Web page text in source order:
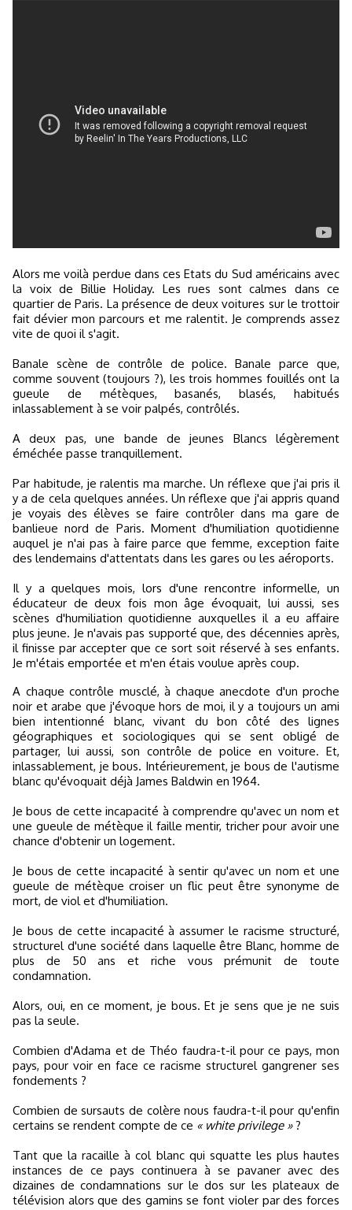
Alors me voilà perdue dans ces Etats du Sud américains avec
la voix de Billie Holiday. Les rues sont calmes dans ce
quartier de Paris. La présence de deux voitures sur le trottoir
fait dévier mon parcours et me ralentit. Je comprends assez
vite de quoi il s'agit.
Banale scène de contrôle de police. Banale parce que,
comme souvent (toujours ?), les trois hommes fouillés ont la
gueule de métèques, basanés, blasés, habitués
inlassablement à se voir palpés, contrôlés.
A deux pas, une bande de jeunes Blancs légèrement
éméchée passe tranquillement.
Par habitude, je ralentis ma marche. Un réflexe que j'ai pris il
y a de cela quelques années. Un réflexe que j'ai appris quand
je voyais des élèves se faire contrôler dans ma gare de
banlieue nord de Paris. Moment d'humiliation quotidienne
auquel je n'ai pas à faire parce que femme, exception faite
des lendemains d'attentats dans les gares ou les aéroports.
Il y a quelques mois, lors d'une rencontre informelle, un
éducateur de deux fois mon âge évoquait, lui aussi, ses
scènes d'humiliation quotidienne auxquelles il a eu affaire
plus jeune. Je n'avais pas supporté que, des décennies après,
il finisse par accepter que ce sort soit réservé à ses enfants.
Je m'étais emportée et m'en étais voulue après coup.
A chaque contrôle musclé, à chaque anecdote d'un proche
noir et arabe que j'évoque hors de moi, il y a toujours un ami
bien intentionné blanc, vivant du bon côté des lignes
géographiques et sociologiques qui se sent obligé de
partager, lui aussi, son contrôle de police en voiture. Et,
inlassablement, je bous. Intérieurement, je bous de l'autisme
blanc qu'évoquait déjà James Baldwin en 1964.
Je bous de cette incapacité à comprendre qu'avec un nom et
une gueule de métèque il faille mentir, tricher pour avoir une
chance d'obtenir un logement.
Je bous de cette incapacité à sentir qu'avec un nom et une
gueule de métèque croiser un flic peut être synonyme de
mort, de viol et d'humiliation.
Je bous de cette incapacité à assumer le racisme structuré,
structurel d'une société dans laquelle être Blanc, homme de
plus de 50 ans et riche vous prémunit de toute
condamnation.
Alors, oui, en ce moment, je bous. Et je sens que je ne suis
pas la seule.
Combien d'Adama et de Théo faudra-t-il pour ce pays, mon
pays, pour voir en face ce racisme structurel gangrener ses
fondements ?
Combien de sursauts de colère nous faudra-t-il pour qu'enfin
certains se rendent compte de ce « white privilege »?
Tant que la racaille à col blanc qui squatte les plus hautes
instances de ce pays continuera à se pavaner avec des
dizaines de condamnations sur le dos sur les plateaux de
télévision alors que des gamins se font violer par des forces